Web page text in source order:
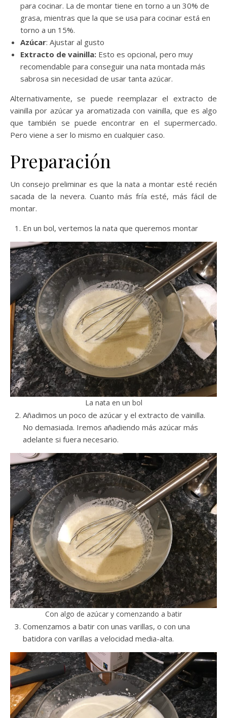
para cocinar. La de montar tiene en torno a un 30% de
grasa, mientras que la que se usa para cocinar está en
torno a un 15%.
Azúcar: Ajustar al gusto
Extracto de vainilla: Esto es opcional, pero muy
recomendable para conseguir una nata montada más
sabrosa sin necesidad de usar tanta azúcar.
Alternativamente, se puede reemplazar el extracto de
vainilla por azúcar ya aromatizada con vainilla, que es algo
que también se puede encontrar en el supermercado.
Pero viene a ser lo mismo en cualquier caso.
Preparación
Un consejo preliminar es que la nata a montar esté recién
sacada de la nevera. Cuanto más fría esté, más fácil de
montar.
En un bol, vertemos la nata que queremos montar
La nata en un bol
Añadimos un poco de azúcar y el extracto de vainilla.
No demasiada. Iremos añadiendo más azúcar más
adelante si fuera necesario.
Con algo de azúcar y comenzando a batir
Comenzamos a batir con unas varillas, o con una
batidora con varillas a velocidad media-alta.